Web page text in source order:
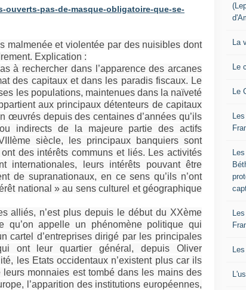
ouverts-pas-de-masque-obligatoire-que-se-
malmenée et violentée par des nuisibles dont
Explication :
à rechercher dans l’apparence des arcanes
des capitaux et dans les paradis fiscaux. Le
les populations, maintenues dans la naïveté
aux principaux détenteurs de capitaux
œuvrés depuis des centaines d’années qu’ils
indirects de la majeure partie des actifs
siècle, les principaux banquiers sont
des intérêts communs et liés. Les activités
internationales, leurs intérêts pouvant être
de supranationaux, en ce sens qu’ils n’ont
national » au sens culturel et géographique
alliés, n’est plus depuis le début du XXème
qu’on appelle un phénomène politique qui
cartel d’entreprises dirigé par les principales
ont leur quartier général, depuis Oliver
les Etats occidentaux n’existent plus car ils
monnaies est tombé dans les mains des
l’apparition des institutions européennes,
La
Le
Le